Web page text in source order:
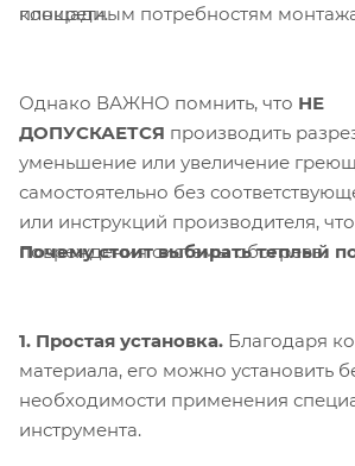
площади.
конкретным потребностям
Однако ВАЖНО помнить, что НЕ
ДОПУСКАЕТСЯ производить
уменьшение или увеличение
самостоятельно без
или инструкций производителя,
повреждения системы обогрева.
Почему стоит выбирать теплый
1. Простая установка. Благодаря
материала, его можно установить
необходимости применения
инструмента.